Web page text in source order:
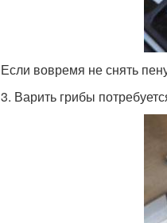
Если вовремя не снять
3. Варить грибы